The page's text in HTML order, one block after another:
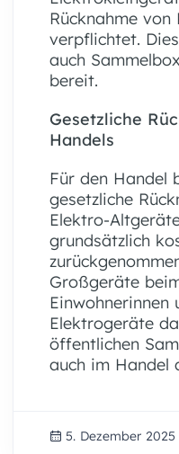
Rücknahme von
verpflichtet.
auch
bereit.
Gesetzliche
Handels
Für den Handel
gesetzliche
Elektro-
grundsätzlich
Großgeräte
Einwohnerinnen
Elektrogeräte
öffentlichen
auch im Handel
5. Dezember 2025